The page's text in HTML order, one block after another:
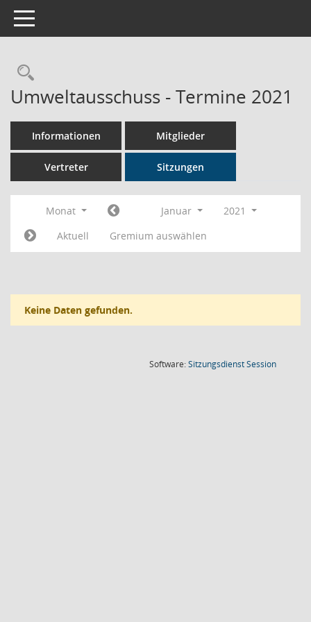
Toggle navigation
Rechercheauswahl
Umweltausschuss - Termine 2021
Informationen Mitglieder
Vertreter Sitzungen
Monat Januar
2021
Aktuell
Gremium auswählen
Keine Daten gefunden.
Software:SitzungsdienstSession(Wird in